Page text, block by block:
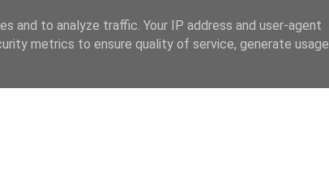
and to analyze traffic. Your IP address and user-agent
metrics to ensure quality of service, generate usage